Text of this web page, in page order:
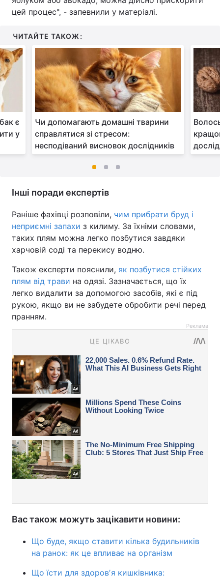
цей процес", - запевнили у матеріалі.
ЧИТАЙТЕ ТАКОЖ:
є
у
Чи допомагають домашні тварини
справлятися зі стресом:
несподіваний висновок дослідників
Інші поради експертів
Раніше фахівці розповіли, чим прибрати бруд і
неприємні запахи з килиму. За їхніми словами,
таких плям можна легко позбутися завдяки
харчовій соді та перекису водню.
Також експерти пояснили, як позбутися стійких
плям від трави на одязі. Зазначається, що їх
легко видалити за допомогою засобів, які є під
рукою, якщо ви не забудете обробити речі перед
пранням.
Реклама
Вас також можуть зацікавити новини:
Що буде, якщо ставити кілька будильників
на ранок: як це впливає на організм
Що їсти для здоровʼя кишківника: